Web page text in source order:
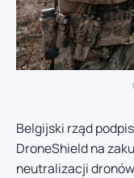
Belgijski rząd
DroneShield na
neutralizacji